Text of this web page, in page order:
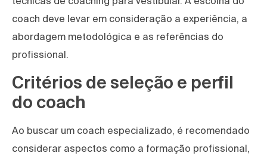
coach deve levar em consideração a experiência, a
abordagem metodológica e as referências do
profissional.
Critérios de seleção e perfil
do coach
Ao buscar um coach especializado, é recomendado
considerar aspectos como a formação profissional,